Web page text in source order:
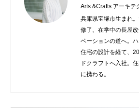
Arts &Crafts アーキテ
兵庫県宝塚市生まれ
修了。在学中の長屋
ベーションの道へ。
住宅の設計を経て、
ドクラフトへ入社。
に携わる。